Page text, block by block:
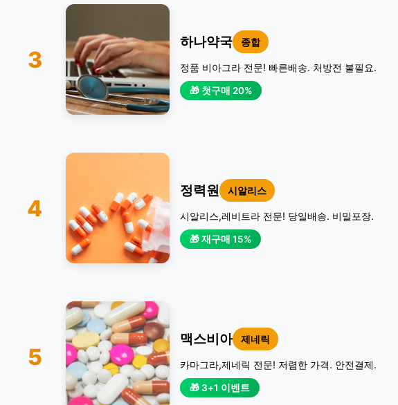
3
하나약국 종합
정품 비아그라 전문! 빠른배송. 처방전 불필요.
🎁 첫구매 20%
4
정력원 시알리스
시알리스,레비트라 전문! 당일배송. 비밀포장.
🎁 재구매 15%
5
맥스비아 제네릭
카마그라,제네릭 전문! 저렴한 가격. 안전결제.
🎁 3+1 이벤트